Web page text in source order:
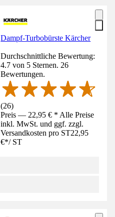
Dampf-Turbobürste Kärcher
Durchschnittliche Bewertung:
4.7 von 5 Sternen. 26
Bewertungen.
(26)
Preis — 22,95 € * Alle Preise
inkl. MwSt. und ggf. zzgl.
Versandkosten pro ST22,95
€*/ ST